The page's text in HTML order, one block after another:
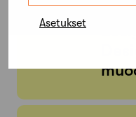
Asetukset